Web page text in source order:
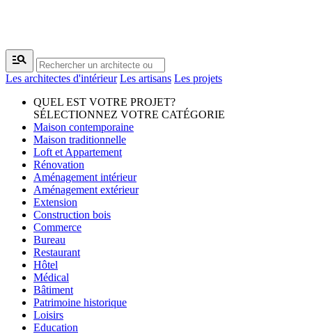
manage_search
Les architectes d'intérieur Les artisans Les projets
QUEL EST VOTRE PROJET?
SÉLECTIONNEZ VOTRE CATÉGORIE
Maison contemporaine
Maison traditionnelle
Loft et Appartement
Rénovation
Aménagement intérieur
Aménagement extérieur
Extension
Construction bois
Commerce
Bureau
Restaurant
Hôtel
Médical
Bâtiment
Patrimoine historique
Loisirs
Education